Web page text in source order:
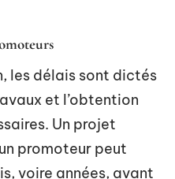
les délais sont dictés
et l’obtention
Un projet
promoteur peut
voire années, avant